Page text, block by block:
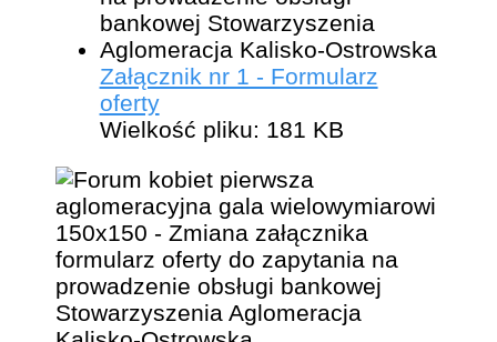
Załącznik nr 1 - Formularz
oferty
Wielkość pliku: 181 KB